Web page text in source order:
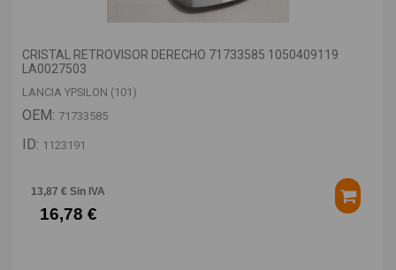
CRISTAL RETROVISOR DERECHO 71733585 1050409119
LA0027503
LANCIA YPSILON (101)
OEM: 71733585
ID: 1123191
13,87 € Sin IVA
16,78 €